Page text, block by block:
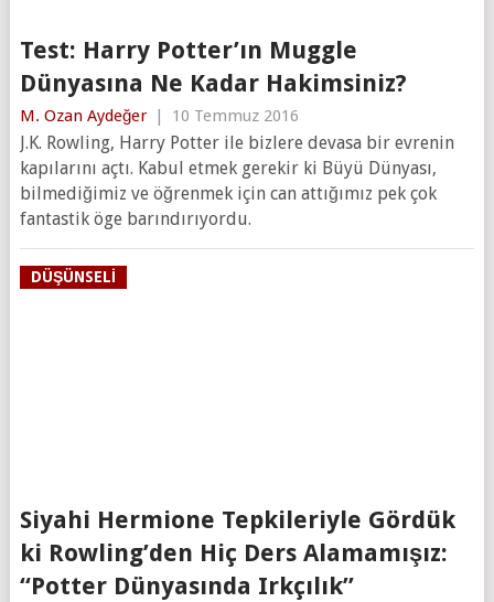
Test: Harry Potter’ın Muggle
Dünyasına Ne Kadar Hakimsiniz?
M. Ozan Aydeğer | 10 Temmuz 2016
J.K. Rowling, Harry Potter ile bizlere devasa bir evrenin
kapılarını açtı. Kabul etmek gerekir ki Büyü Dünyası,
bilmediğimiz ve öğrenmek için can attığımız pek çok
fantastik öge barındırıyordu.
DÜŞÜNSELI
Siyahi Hermione Tepkileriyle Gördük
ki Rowling’den Hiç Ders Alamamışız:
“Potter Dünyasında Irkçılık”